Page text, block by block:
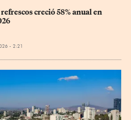
creció 58% anual en
- 2:21